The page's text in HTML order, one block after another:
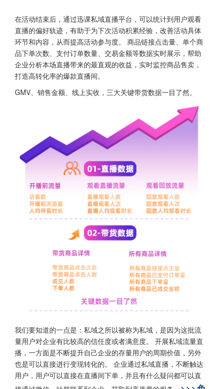
在活动结束后，通过迅课私域直播平台，可以统计到用户观看
直播的偏好轨迹，有助于为下次活动积累经验，改善活动具体
环节和内容，从而提高活动参与度。 商品链接点击量、单个商
品下单次数、支付订单数量、交易金额等数据实时展示，帮助
企业分析本场直播带来的最直观的收益，实时监控商品售卖，
打造高转化率的爆款直播间。
GMV、销售金额、线上实收，三大关键带货数据一目了然。
我们要知道的一点是：私域之所以被称为私域，是因为这批流
量用户对企业有比较高的信任度或者满意度。 开展私域流量直
播，一方面是不断提升自己企业的存量用户的周期价值，另外
也是可以直接进行变现转化的。 企业通过私域直播，不断触达
用户，用户可以直接在直播间下单，并且有什么疑问都可以直